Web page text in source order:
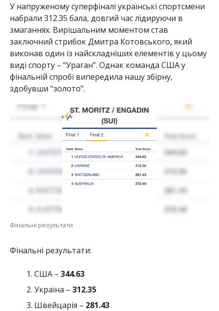
У напруженому суперфіналі українські спортсмени
набрали 312.35 бала, довгий час лідируючи в
змаганнях. Вирішальним моментом став
заключний стрибок Дмитра Котовського, який
виконав один із найскладніших елементів у цьому
виді спорту – “Ураган”. Однак команда США у
фінальній спробі випередила нашу збірну,
здобувши “золото”.
Фінальні результати
Фінальні результати:
США – 344.63
Україна – 312.35
Швейцарія – 281.43